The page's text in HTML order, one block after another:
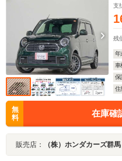
支
残
年
車
保
住
無
料
在庫確
販売店： （株）ホンダカーズ群